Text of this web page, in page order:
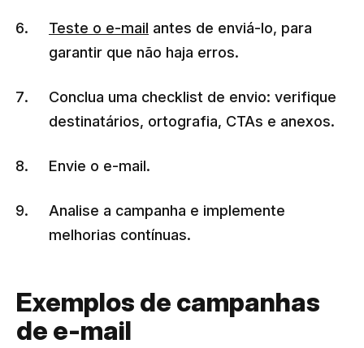
Teste o e-mail antes de enviá-lo, para
garantir que não haja erros.
Conclua uma checklist de envio: verifique
destinatários, ortografia, CTAs e anexos.
Envie o e-mail.
Analise a campanha e implemente
melhorias contínuas.
Exemplos de campanhas
de e-mail